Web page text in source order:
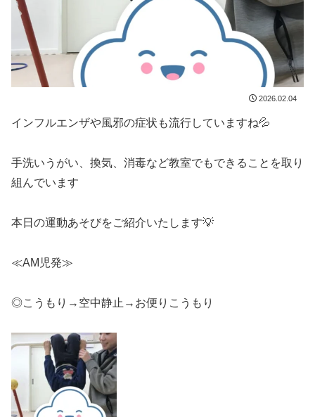
2026.02.04
インフルエンザや風邪の症状も流行していますね💦
手洗いうがい、換気、消毒など教室でもできることを取り
組んでいます
本日の運動あそびをご紹介いたします💡
≪AM児発≫
◎こうもり→空中静止→お便りこうもり